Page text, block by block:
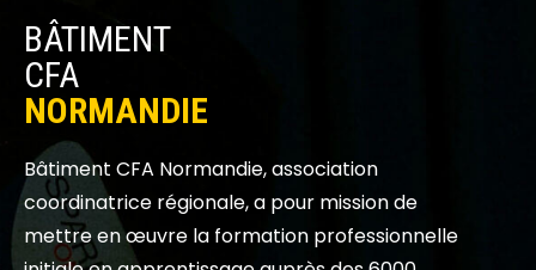
BÂTIMENT
CFA
NORMANDIE
Bâtiment CFA Normandie, association
coordinatrice régionale, a pour mission de
mettre en œuvre la formation professionnelle